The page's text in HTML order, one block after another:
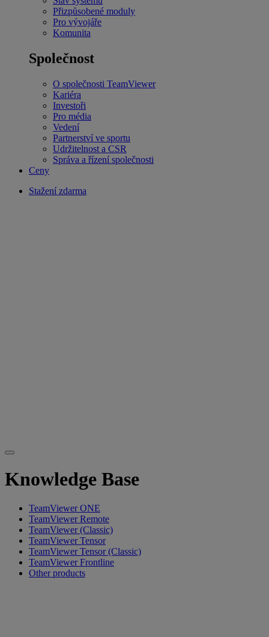
Přizpůsobené moduly
Pro vývojáře
Komunita
Společnost
O společnosti TeamViewer
Kariéra
Investoři
Pro média
Vedení
Partnerství ve sportu
Udržitelnost a CSR
Správa a řízení společnosti
Ceny
Stažení zdarma
Knowledge Base
TeamViewer ONE
TeamViewer Remote
TeamViewer (Classic)
TeamViewer Tensor
TeamViewer Tensor (Classic)
TeamViewer Frontline
Other products